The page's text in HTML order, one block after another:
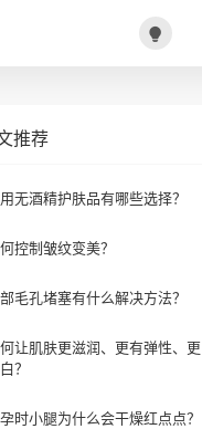
推荐
无酒精护肤品有哪些选择？
控制皱纹变美？
毛孔堵塞有什么解决方法？
让肌肤更滋润、更有弹性、更
？
时小腿为什么会干燥红点点？